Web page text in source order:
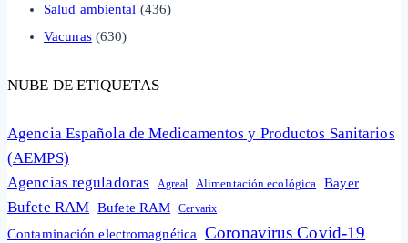
Salud ambiental (436)
Vacunas(630)
NUBE DE ETIQUETAS
Agencia Española de Medicamentos y Productos Sanitarios
(AEMPS)
Agencias reguladoras
Agreal Alimentación ecológica Bayer
Bufete RAM Bufete RAM Cervarix
Contaminación electromagnética Coronavirus Covid-19